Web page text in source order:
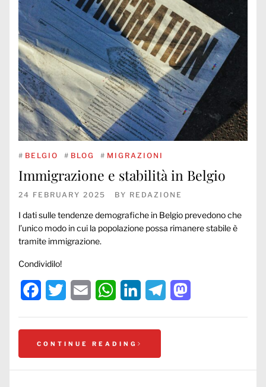
# BELGIO # BLOG # MIGRAZIONI
Immigrazione e stabilità in Belgio
24 FEBRUARY 2025 BY REDAZIONE
I dati sulle tendenze demografiche in Belgio prevedono che
l’unico modo in cui la popolazione possa rimanere stabile è
tramite immigrazione.
Condividilo!
Facebook
Twitter Email WhatsAppLinkedInTelegram
CONTINUE READING